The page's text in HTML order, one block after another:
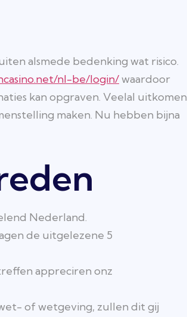
alsmede bedenking wat risico.
nl-be/login/waardoor
kan opgraven. Veelal uitkomen
maken. Nu hebben bijna
Nederland.
de uitgelezene 5
appreciren onz
of wetgeving, zullen dit gij